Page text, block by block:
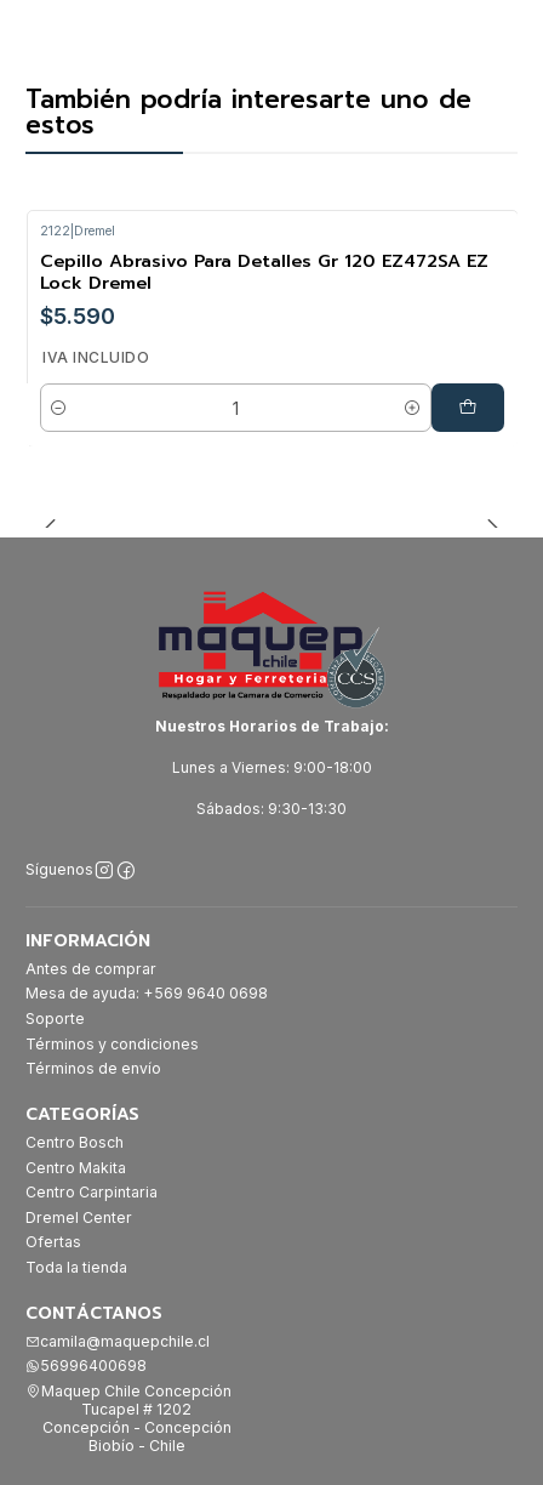
También podría interesarte uno de
estos
2122 Dremel
Cepillo Abrasivo Para Detalles Gr 120 EZ472SA EZ
Lock Dremel
$5.590
IVA INCLUIDO
Cantidad
Nuestros Horarios de Trabajo:
Lunes a Viernes: 9:00-18:00
Sábados: 9:30-13:30
Síguenos
INFORMACIÓN
Antes de comprar
Mesa de ayuda: +569 9640 0698
Soporte
Términos y condiciones
Términos de envío
CATEGORÍAS
Centro Bosch
Centro Makita
Centro Carpintaria
Dremel Center
Ofertas
Toda la tienda
CONTÁCTANOS
camila@maquepchile.cl
56996400698
Maquep Chile Concepción
Tucapel # 1202
Concepción - Concepción
Biobío - Chile